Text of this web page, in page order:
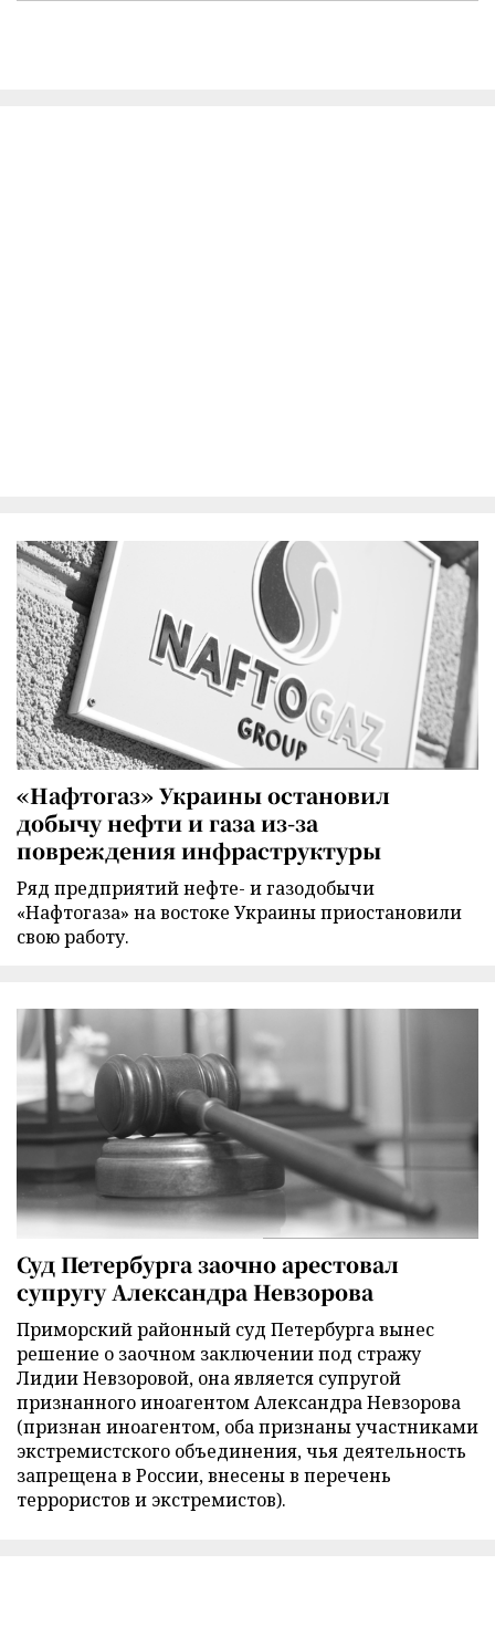
«Нафтогаз» Украины остановил
добычу нефти и газа из-за
повреждения инфраструктуры
Ряд предприятий нефте- и газодобычи
«Нафтогаза» на востоке Украины приостановили
свою работу.
Суд Петербурга заочно арестовал
супругу Александра Невзорова
Приморский районный суд Петербурга вынес
решение о заочном заключении под стражу
Лидии Невзоровой, она является супругой
признанного иноагентом Александра Невзорова
(признан иноагентом, оба признаны участниками
экстремистского объединения, чья деятельность
запрещена в России, внесены в перечень
террористов и экстремистов).